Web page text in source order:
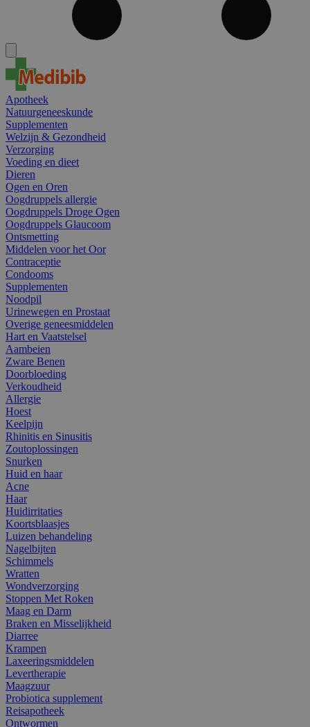
Apotheek
Natuurgeneeskunde
Supplementen
Welzijn & Gezondheid
Verzorging
Voeding en dieet
Dieren
Ogen en Oren
Oogdruppels allergie
Oogdruppels Droge Ogen
Oogdruppels Glaucoom
Ontsmetting
Middelen voor het Oor
Contraceptie
Condooms
Supplementen
Noodpil
Urinewegen en Prostaat
Overige geneesmiddelen
Hart en Vaatstelsel
Aambeien
Zware Benen
Doorbloeding
Verkoudheid
Allergie
Hoest
Keelpijn
Rhinitis en Sinusitis
Zoutoplossingen
Snurken
Huid en haar
Acne
Haar
Huidirritaties
Koortsblaasjes
Luizen behandeling
Nagelbijten
Schimmels
Wratten
Wondverzorging
Stoppen Met Roken
Maag en Darm
Braken en Misselijkheid
Diarree
Krampen
Laxeeringsmiddelen
Levertherapie
Maagzuur
Probiotica supplement
Reisapotheek
Ontwormen